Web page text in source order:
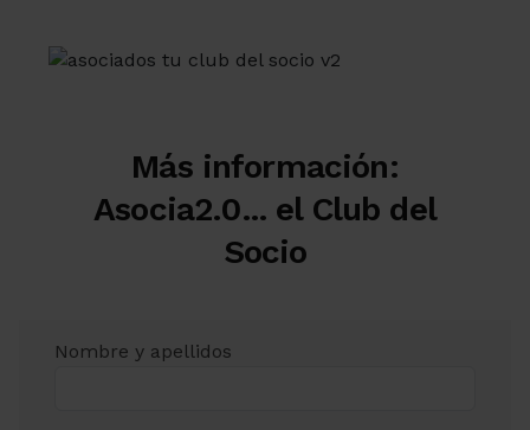
Más información:
Asocia2.0... el Club del
Socio
Nombre y apellidos